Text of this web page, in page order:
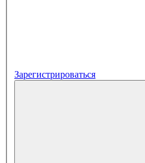
Зарегистрироваться